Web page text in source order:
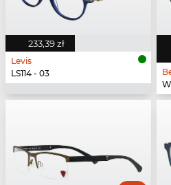
233,39 zł
Levis
LS114 - 03